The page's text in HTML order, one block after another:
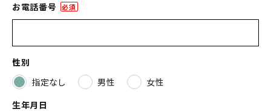
お電話番号
(必
性別
指定なし
男性
女性
生年月日